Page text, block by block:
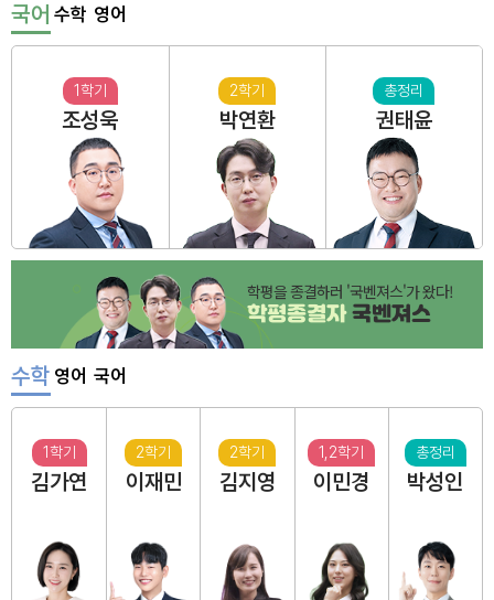
국어 수학 영어
1학기
조성욱
2학기
박연환
총정리
권태윤
학평을 종결하러 '국벤져스'가 왔다!
학평종결자국벤져스
수학 영어 국어
1학기
김가연
2학기
이재민
2학기
김지영
1,2학기
이민경
총정리
박성인